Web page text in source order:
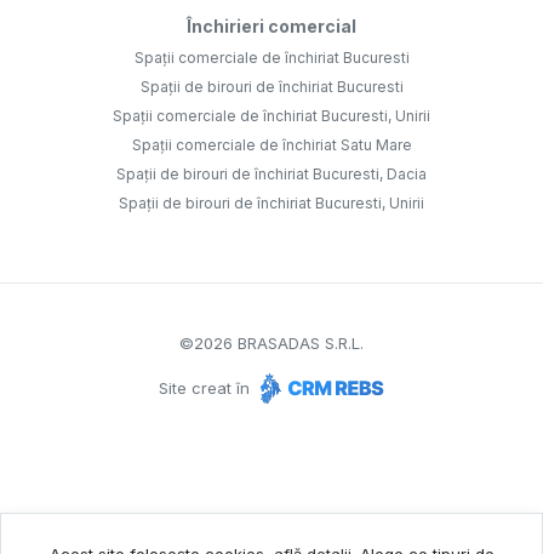
Închirieri comercial
Spații comerciale de închiriat Bucuresti
Spații de birouri de închiriat Bucuresti
Spații comerciale de închiriat Bucuresti, Unirii
Spații comerciale de închiriat Satu Mare
Spații de birouri de închiriat Bucuresti, Dacia
Spații de birouri de închiriat Bucuresti, Unirii
©2026 BRASADAS S.R.L.
Site creat în